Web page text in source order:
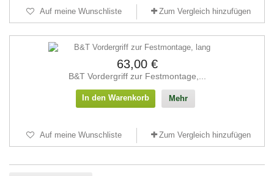
Auf meine Wunschliste Zum Vergleich hinzufügen
63,00 €
B&T Vordergriff zur Festmontage,...
In den Warenkorb Mehr
Auf meine Wunschliste Zum Vergleich hinzufügen